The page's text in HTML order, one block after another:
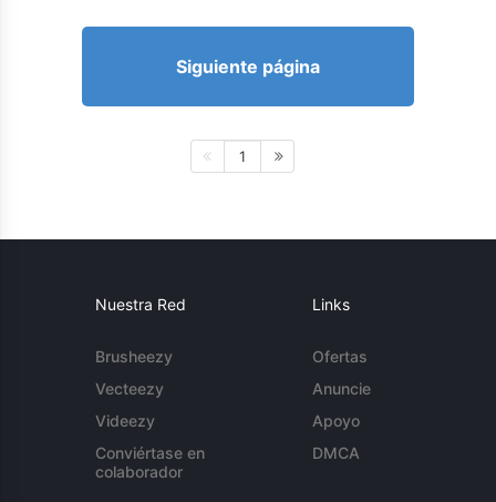
Siguiente página
1
Nuestra Red
Brusheezy
Vecteezy
Videezy
Conviértase en
colaborador
Links
Ofertas
Anuncie
Apoyo
DMCA